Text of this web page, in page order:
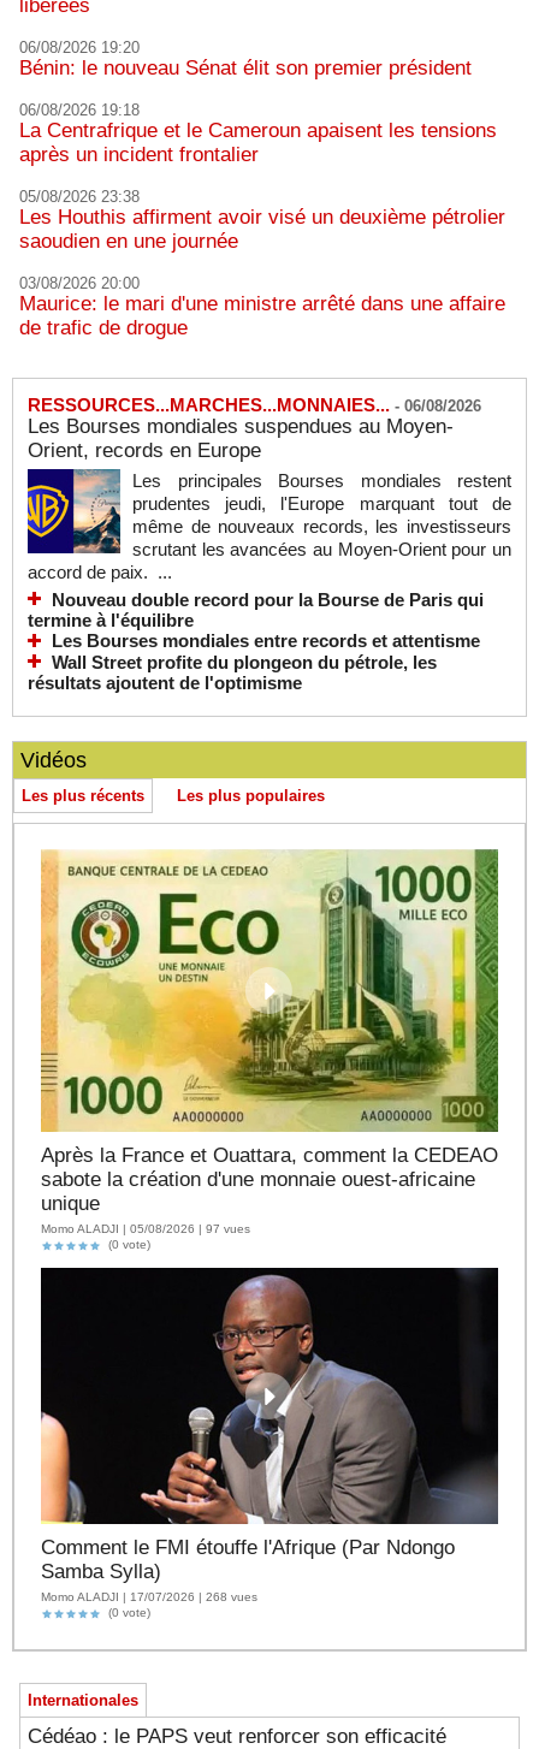
libérées
06/08/2026 19:20
Bénin: le nouveau Sénat élit son premier président
06/08/2026 19:18
La Centrafrique et le Cameroun apaisent les tensions
après un incident frontalier
05/08/2026 23:38
Les Houthis affirment avoir visé un deuxième pétrolier
saoudien en une journée
03/08/2026 20:00
Maurice: le mari d'une ministre arrêté dans une affaire
de trafic de drogue
RESSOURCES...MARCHES...MONNAIES... - 06/08/2026
Les Bourses mondiales suspendues au Moyen-
Orient, records en Europe
Les principales Bourses mondiales restent
prudentes jeudi, l'Europe marquant tout de
même de nouveaux records, les investisseurs
scrutant les avancées au Moyen-Orient pour un
accord de paix. ...
Nouveau double record pour la Bourse de Paris qui
termine à l'équilibre
Les Bourses mondiales entre records et attentisme
Wall Street profite du plongeon du pétrole, les
résultats ajoutent de l'optimisme
Vidéos
Les plus récents Les plus populaires
Après la France et Ouattara, comment la CEDEAO
sabote la création d'une monnaie ouest-africaine
unique
Momo ALADJI | 05/08/2026 | 97 vues
(0 vote)
Comment le FMI étouffe l'Afrique (Par Ndongo
Samba Sylla)
Momo ALADJI | 17/07/2026 | 268 vues
(0 vote)
Internationales
Cédéao : le PAPS veut renforcer son efficacité